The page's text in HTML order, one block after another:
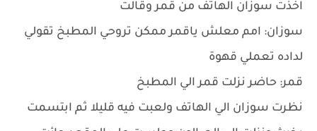
اخذت سوزان الهاتف من قمر وقالت
سوزان: امم معلش ياقمر ممكن تروحي المطبخ تقولي
لداده تعملي قهوة
قمر: حاضر نزلت قمر الي المطبخ
نظرت سوزان الي الهاتف ولعبت فيه قليلا ثم ابتسمت